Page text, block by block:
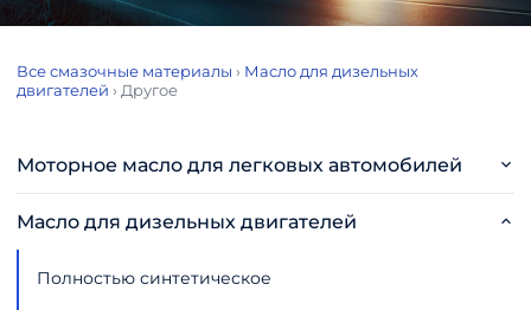
Все смазочные материалы › Масло для дизельных
двигателей› Другое
Моторное масло для легковых автомобилей
Масло для дизельных двигателей
Полностью синтетическое